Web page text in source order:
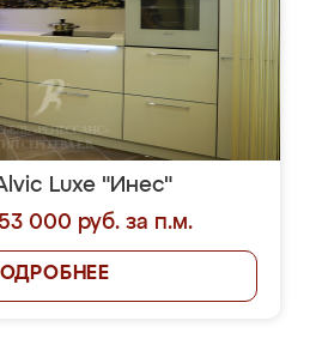
Luxe "Инес"
000 руб. за п.м.